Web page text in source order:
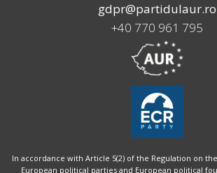
gdpr@partidulaur.ro
+40 770 961 795
In accordance with Article 5(2) of the Regulation on
European political parties and European political